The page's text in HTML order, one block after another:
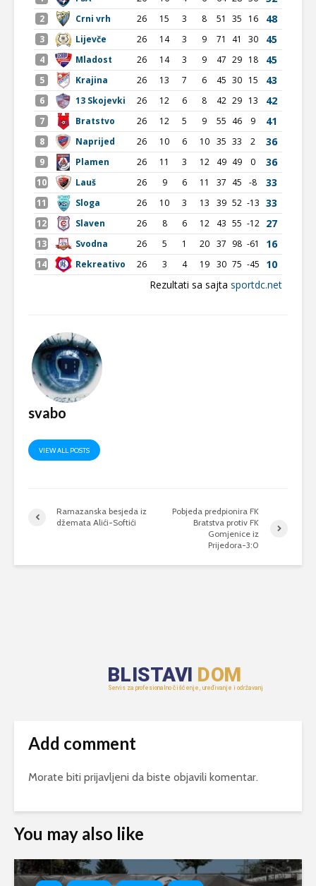
svabo
VIEW ALL POSTS
Ramazanska besjeda iz
džemata Alići-Softići
Pobjeda predpionira FK
Bratstva protiv FK
Gomjenice iz
Prijedora-3:0
Add comment
Morate biti prijavljeni da biste objavili komentar.
You may also like